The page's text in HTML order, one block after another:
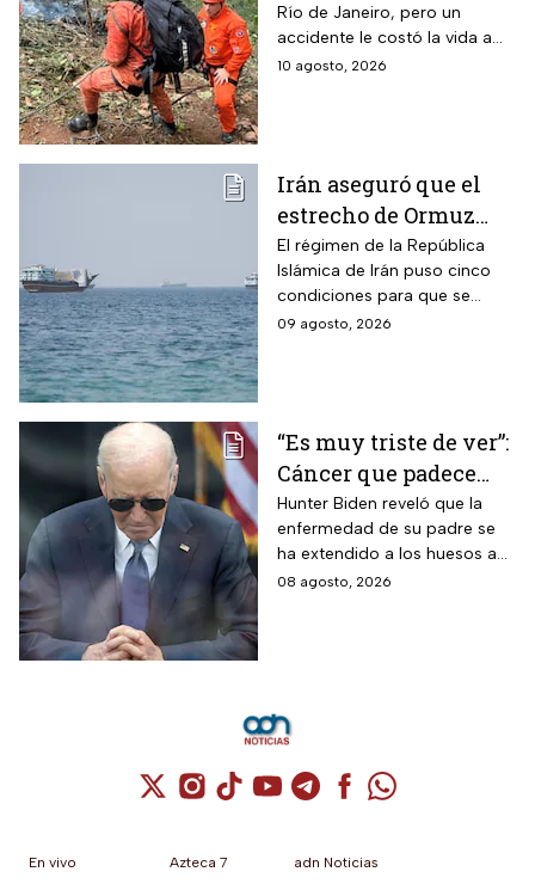
su familia los
esperaba en tierra
Río de Janeiro, pero un
accidente le costó la vida a
tres integrantes
10 agosto, 2026
Irán aseguró que el
estrecho de Ormuz
seguirá bloqueado
hasta que EUA acepte
“sus condiciones”
El régimen de la República
Islámica de Irán puso cinco
condiciones para que se
reabra el estrecho de Ormuz
09 agosto, 2026
“Es muy triste de ver”:
Cáncer que padece
Joe Biden se propaga
y causa metástasis
Hunter Biden reveló que la
enfermedad de su padre se
ha extendido a los huesos a
pesar del tratamiento.
08 agosto, 2026
Cuenta de X / Twitter (se abre en una
Cuenta de Instagram (se abre en una
Cuenta de TikTok (se abre en
Cuenta de YouTube (se abre
Cuenta de Telegram (se
Cuenta de
Cuenta de
En vivo
Azteca 7
adn Noticias